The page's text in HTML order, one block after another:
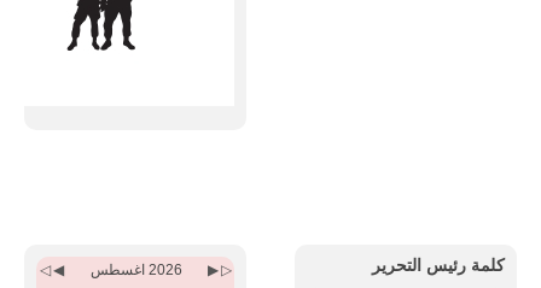
كلمة رئيس التحرير
Month
Year
Month2026 اغسطس